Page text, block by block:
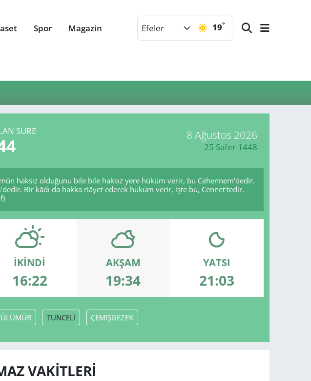
Spor Magazin Efeler 19°
SÜRE 8 Ağustos 2026
25 Safer 1448
haksız olduğunu bile bile haksız yere hüküm verir, bu Cehennem'dedir.
Bir kâdı da hakka riâyet ederek hüküm verir, işte bu, Cennet'tedir.
İKINDI
16:22
AKŞAM
19:34
YATSI
21:03
TUNCELİ ÇEMİŞGEZEK
VAKITLERI